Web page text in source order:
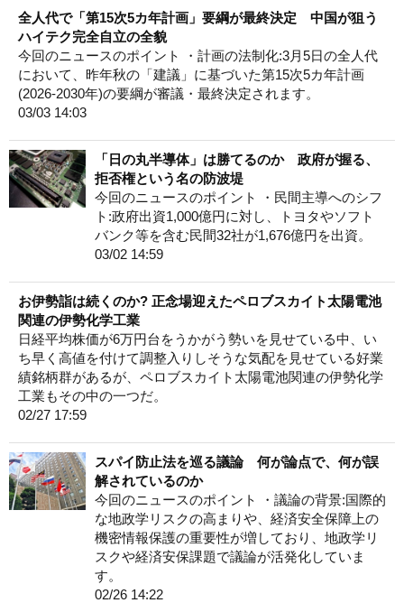
全人代で「第15次5カ年計画」要綱が最終決定 中国が狙う
ハイテク完全自立の全貌
今回のニュースのポイント ・計画の法制化:3月5日の全人代
において、昨年秋の「建議」に基づいた第15次5カ年計画
(2026-2030年)の要綱が審議・最終決定されます。
03/03 14:03
「日の丸半導体」は勝てるのか 政府が握る、
拒否権という名の防波堤
今回のニュースのポイント ・民間主導へのシフ
ト:政府出資1,000億円に対し、トヨタやソフト
バンク等を含む民間32社が1,676億円を出資。
03/02 14:59
お伊勢詣は続くのか? 正念場迎えたペロブスカイト太陽電池
関連の伊勢化学工業
日経平均株価が6万円台をうかがう勢いを見せている中、い
ち早く高値を付けて調整入りしそうな気配を見せている好業
績銘柄群があるが、ペロブスカイト太陽電池関連の伊勢化学
工業もその中の一つだ。
02/27 17:59
スパイ防止法を巡る議論 何が論点で、何が誤
解されているのか
今回のニュースのポイント ・議論の背景:国際的
な地政学リスクの高まりや、経済安全保障上の
機密情報保護の重要性が増しており、地政学リ
スクや経済安保課題で議論が活発化していま
す。
02/26 14:22